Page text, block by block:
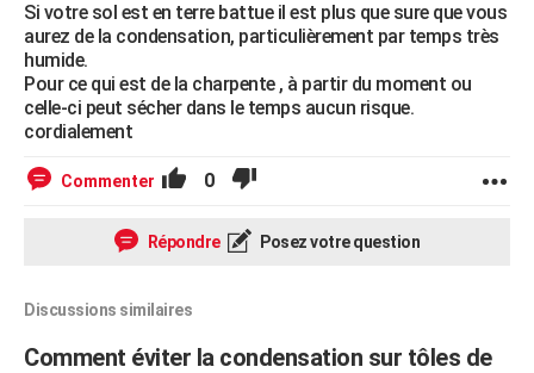
Si votre sol est en terre battue il est plus que sure que vous
aurez de la condensation, particulièrement par temps très
humide.
Pour ce qui est de la charpente , à partir du moment ou
celle-ci peut sécher dans le temps aucun risque.
cordialement
Commenter 0
Répondre Posez votre question
Discussions similaires
Comment éviter la condensation sur tôles de